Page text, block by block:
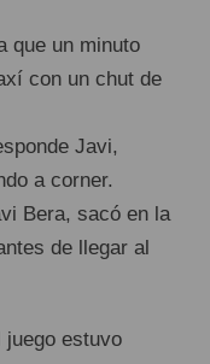
que un minuto
con un chut de
Javi,
a corner.
Bera, sacó en la
de llegar al
juego estuvo